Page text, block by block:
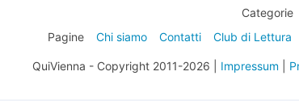
Categorie
Pagine
Chi siamo Contatti Club di Lettura
QuiVienna - Copyright 2011-2026 | Impressum